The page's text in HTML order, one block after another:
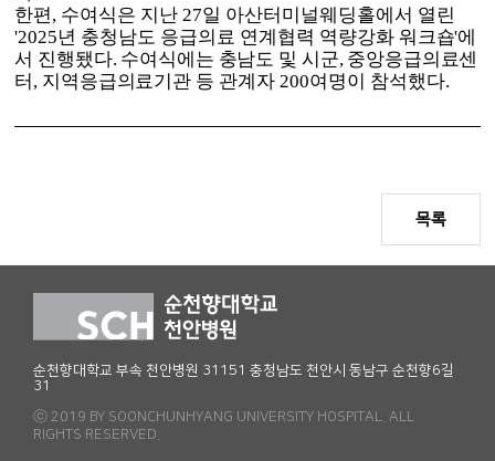
한편, 수여식은 지난27일 아산터미널웨딩홀에서 열린
'2025년 충청남도 응급의료 연계협력 역량강화 워크숍'에
서 진행됐다. 수여식에는 충남도 및 시군, 중앙응급의료센
터 , 지역응급의료기관 등 관계자200여명이 참석했다.
목록
순천향대학교 부속 천안병원 31151 충청남도 천안시 동남구 순천향6길
31
ⓒ 2019 BY SOONCHUNHYANG UNIVERSITY HOSPITAL. ALL
RIGHTS RESERVED.